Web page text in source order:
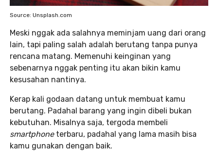
Source: Unsplash.com
Meski nggak ada salahnya meminjam uang dari orang
lain, tapi paling salah adalah berutang tanpa punya
rencana matang. Memenuhi keinginan yang
sebenarnya nggak penting itu akan bikin kamu
kesusahan nantinya.
Kerap kali godaan datang untuk membuat kamu
berutang. Padahal barang yang ingin dibeli bukan
kebutuhan. Misalnya saja, tergoda membeli
smartphone terbaru, padahal yang lama masih bisa
kamu gunakan dengan baik.